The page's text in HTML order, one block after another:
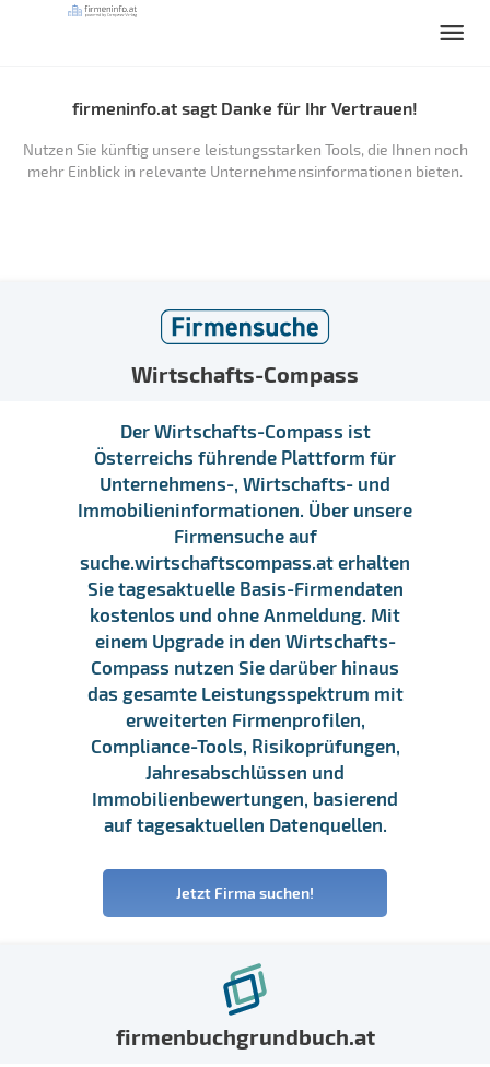
firmeninfo.at sagt Danke für Ihr Vertrauen!
Nutzen Sie künftig unsere leistungsstarken Tools, die Ihnen noch
mehr Einblick in relevante Unternehmensinformationen bieten.
Wirtschafts-Compass
Der Wirtschafts-Compass ist
Österreichs führende Plattform für
Unternehmens-, Wirtschafts- und
Immobilieninformationen. Über unsere
Firmensuche auf
suche.wirtschaftscompass.at erhalten
Sie tagesaktuelle Basis-Firmendaten
kostenlos und ohne Anmeldung. Mit
einem Upgrade in den Wirtschafts-
Compass nutzen Sie darüber hinaus
das gesamte Leistungsspektrum mit
erweiterten Firmenprofilen,
Compliance-Tools, Risikoprüfungen,
Jahresabschlüssen und
Immobilienbewertungen, basierend
auf tagesaktuellen Datenquellen.
Jetzt Firma suchen!
firmenbuchgrundbuch.at